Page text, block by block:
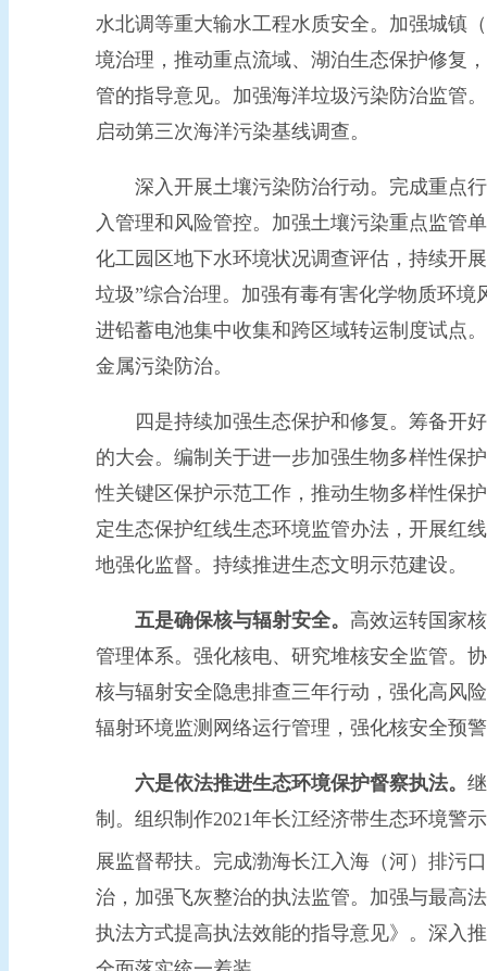
水北调等重大输水工程水质安全。加强城镇
境治理，推动重点流域、湖泊生态保护修复
管的指导意见。加强海洋垃圾污染防治监管
启动第三次海洋污染基线调查。
深入开展土壤污染防治行动。完成重点行
入管理和风险管控。加强土壤污染重点监管
化工园区地下水环境状况调查评估，持续开
垃圾”综合治理。加强有毒有害化学物质环
进铅蓄电池集中收集和跨区域转运制度试点
金属污染防治。
四是持续加强生态保护和修复。筹备开好
的大会。编制关于进一步加强生物多样性保
性关键区保护示范工作，推动生物多样性保
定生态保护红线生态环境监管办法，开展红
地强化监督。持续推进生态文明示范建设。
五是确保核与辐射安全。 高效运转国家
管理体系。强化核电、研究堆核安全监管。
核与辐射安全隐患排查三年行动，强化高风
辐射环境监测网络运行管理，强化核安全预
六是依法推进生态环境保护督察执法。
制。组织制作2021年长江经济带生态环境警
展监督帮扶。完成渤海长江入海（河）排污
治，加强飞灰整治的执法监管。加强与最高
执法方式提高执法效能的指导意见》。深入